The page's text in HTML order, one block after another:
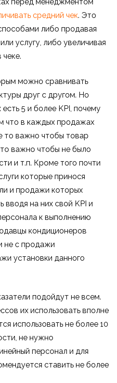
средний чек. Это
либо продавая
услугу, либо увеличивая
можно сравнивать
друг с другом. Но
5 и более KPI, почему
что в каждых продажах
то важно чтобы товар
важно чтобы не было
и т.п. Кроме того почти
которые принося
и продажи которых
вводя на них свой KPI и
к выполнению
кондиционеров
не с продажи
установки данного
подойдут не всем.
их использовать вполне
использовать не более 10
не нужно
персонал и для
ставить не более